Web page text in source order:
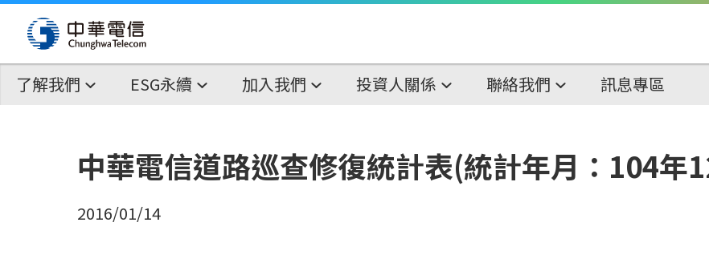
了解我們 ESG永續 加入我們 投資人關係 聯絡我們 訊息專區
中華電信道路巡查修復統計表(統計年月：104年
2016/01/14